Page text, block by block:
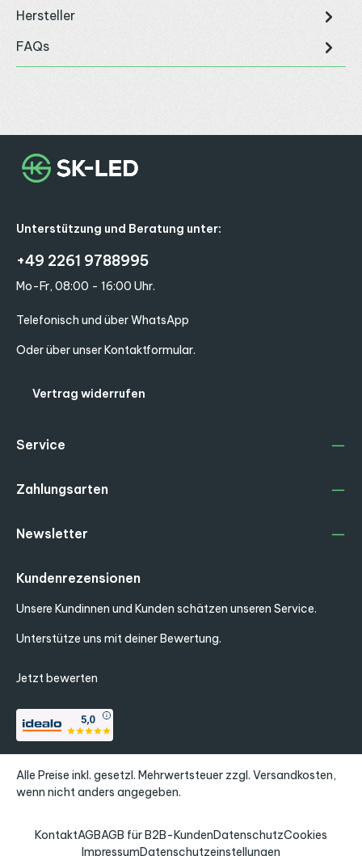
Hersteller
FAQs
Unterstützung und Beratung unter:
+49 2261 9788995
Mo-Fr, 08:00 - 16:00 Uhr.
Telefonisch und über WhatsApp
Oder über unserKontaktformular.
Vertrag widerrufen
Service
Zahlungsarten
Kundenrezensionen
Unsere Kundinnen und Kunden schätzen unseren Service.
Unterstütze uns mit deiner Bewertung.
Jetzt bewerten
Newsletter
Alle Preise inkl. gesetzl. Mehrwertsteuer zzgl. Versandkosten,
wenn nicht anders angegeben.
KontaktAGBAGB für B2B-KundenDatenschutzCookies
ImpressumDatenschutzeinstellungen